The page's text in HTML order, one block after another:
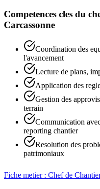
Competences cles du
Carcassonne
Coordination des
l'avancement
Lecture de plans,
Application des
Gestion des
terrain
Communication
reporting chantier
Resolution des
patrimoniaux
Fiche metier : Chef de